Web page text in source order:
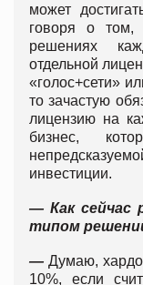
может
говоря о том,
решениях
отдельной
«голос+сети»
то зачастую
лицензию на
бизнес,
инвестиции.
— Как сейчас
типом
—Думаю,
10%, если